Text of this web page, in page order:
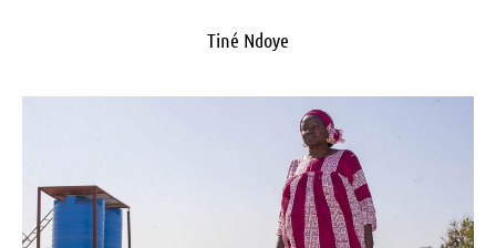
Tiné Ndoye